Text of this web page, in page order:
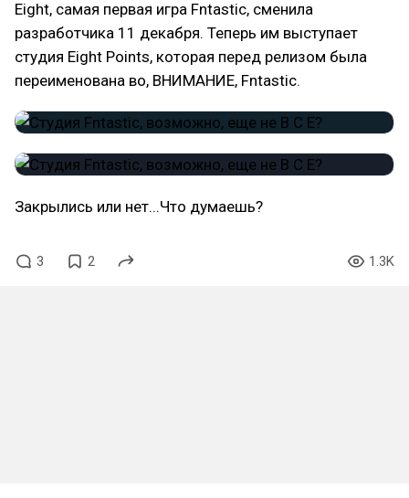
Eight, самая первая игра Fntastic, сменила
разработчика 11 декабря. Теперь им выступает
студия Eight Points, которая перед релизом была
переименована во, ВНИМАНИЕ, Fntastic.
Закрылись или нет...Что думаешь?
3 2 1.3K